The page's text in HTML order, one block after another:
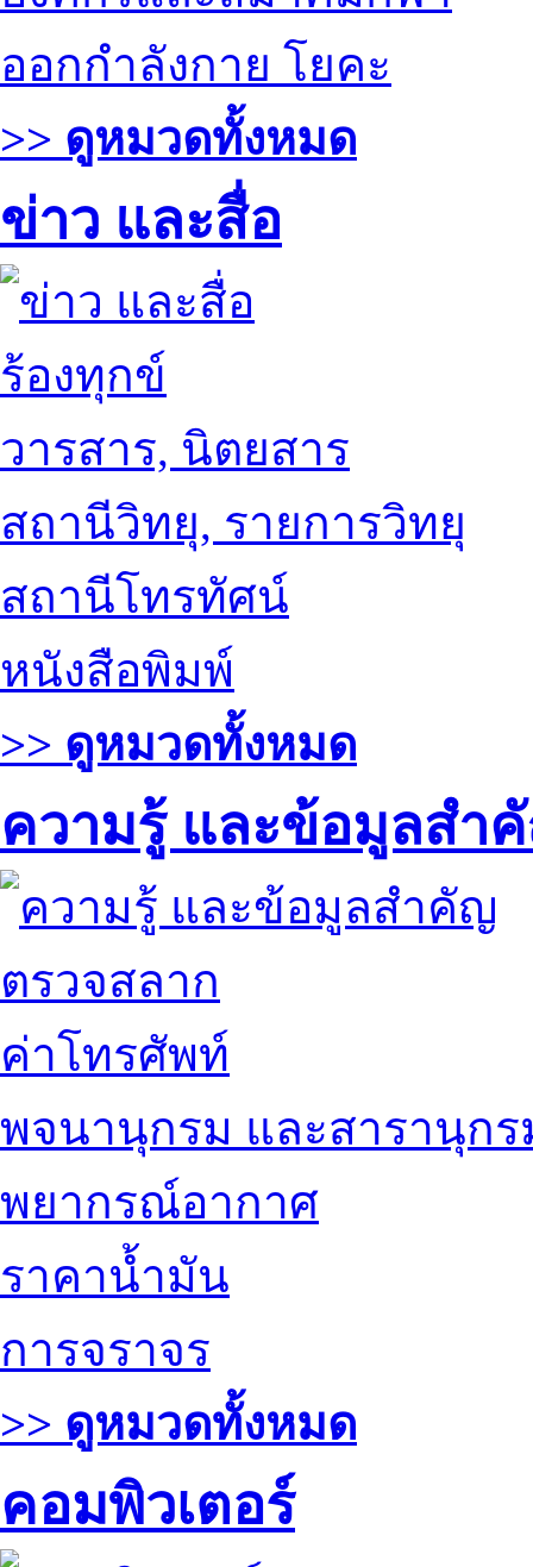
ออกกำลังกาย โยคะ
>> ดูหมวดทั้งหมด
ข่าว และสื่อ
ร้องทุกข์
วารสาร, นิตยสาร
สถานีวิทยุ, รายการวิทยุ
สถานีโทรทัศน์
หนังสือพิมพ์
>> ดูหมวดทั้งหมด
ความรู้ และข้อมูลสำ
ตรวจสลาก
ค่าโทรศัพท์
พจนานุกรม และสารานุกร
พยากรณ์อากาศ
ราคาน้ำมัน
การจราจร
>> ดูหมวดทั้งหมด
คอมพิวเตอร์